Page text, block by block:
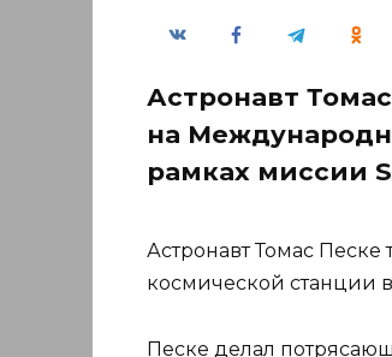
Астронавт
на
рамках миссии
Астронавт Томас
космической станции
Песке делал